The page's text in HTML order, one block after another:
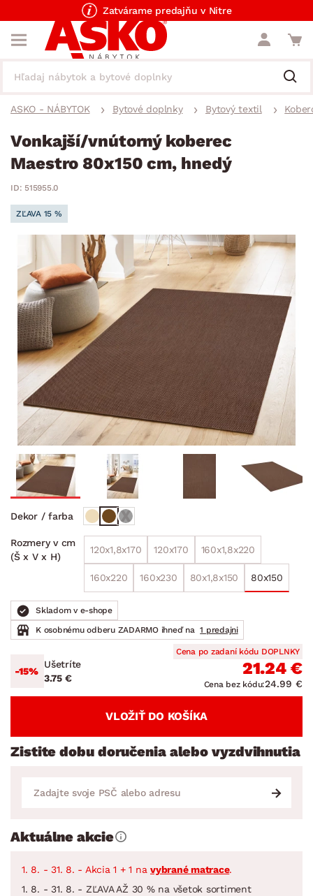
Zatvárame predajňu v Nitre
ASKO - NÁBYTOK Bytové doplnky Bytový textil
Vonkajší/vnútorný koberec
Maestro 80x150 cm, hnedý
ID: 515955.0
ZĽAVA 15 %
Dekor / farba
Rozmery v cm
(Š x V x H)
120x1,8x170 120x170 160x1,8x220
160x220 160x230 80x1,8x150 80x150
Skladom v e-shope
K osobnému odberu ZADARMO ihneď na 1 predajni
-15%
Ušetríte
3.75 €
Cena po zadaní kódu DOPLNKY
21.24 €
Cena bez kódu:24.99 €
VLOŽIŤ DO KOŠÍKA
Zistite dobu doručenia alebo vyzdvihnutia
Aktuálne akcie
1. 8. - 31. 8. - Akcia 1 + 1 na vybrané matrace.
1. 8. - 31. 8. - ZĽAVA AŽ 30 % na všetok sortiment